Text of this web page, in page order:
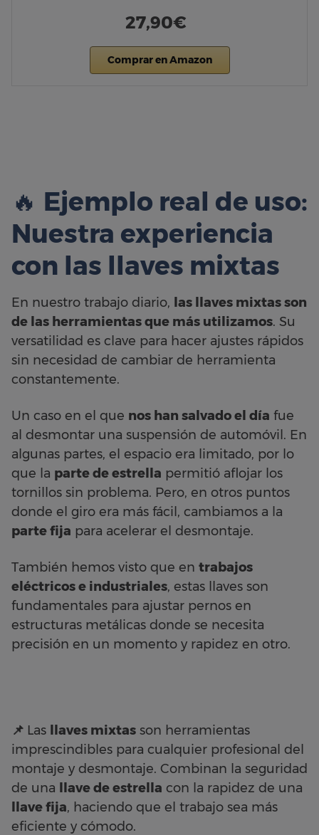
27,90€
Comprar en Amazon
🔥 Ejemplo real de uso:
Nuestra experiencia
con las llaves mixtas
En nuestro trabajo diario, las llaves mixtas son
de las herramientas que más utilizamos. Su
versatilidad es clave para hacer ajustes rápidos
sin necesidad de cambiar de herramienta
constantemente.
Un caso en el que nos han salvado el día fue
al desmontar una suspensión de automóvil. En
algunas partes, el espacio era limitado, por lo
que la parte de estrella permitió aflojar los
tornillos sin problema. Pero, en otros puntos
donde el giro era más fácil, cambiamos a la
parte fija para acelerar el desmontaje.
También hemos visto que en trabajos
eléctricos e industriales, estas llaves son
fundamentales para ajustar pernos en
estructuras metálicas donde se necesita
precisión en un momento y rapidez en otro.
📌 Las llaves mixtas son herramientas
imprescindibles para cualquier profesional del
montaje y desmontaje. Combinan la seguridad
de una llave de estrella con la rapidez de una
llave fija, haciendo que el trabajo sea más
eficiente y cómodo.